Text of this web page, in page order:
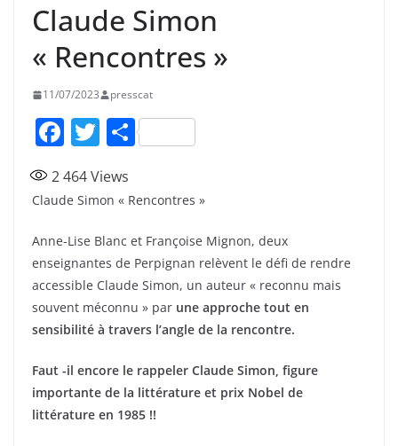
Claude Simon
« Rencontres »
11/07/2023 presscat
F
c
e
b
o
o
k
T
w
itt
er
P
ta
g
er
2 464Views
Claude Simon « Rencontres »
Anne-Lise Blanc et Françoise Mignon, deux
enseignantes de Perpignan relèvent le défi de rendre
accessible Claude Simon, un auteur « reconnu mais
souvent méconnu » par une approche tout en
sensibilité à travers l’angle de la rencontre.
Faut -il encore le rappeler Claude Simon, figure
importante de la littérature et prix Nobel de
littérature en 1985 !!